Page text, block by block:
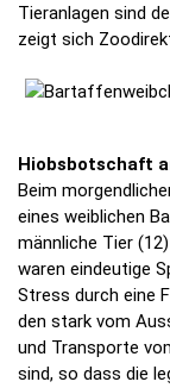
Tieranlagen sind
zeigt sich
Hiobsbotschaft
Beim
eines weiblichen
männliche Tier
waren eindeutige
Stress durch eine
den stark vom
und Transporte
sind, so dass die